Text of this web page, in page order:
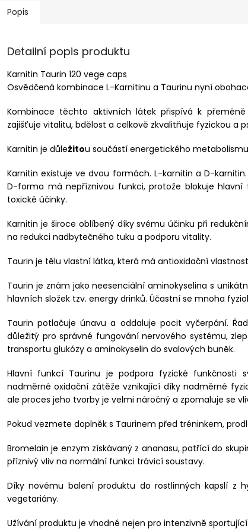
zanechává pokožku
hladkou,...
Popis
Detailní popis produktu
Karnitin Taurin 120 vege caps
Osvědčená kombinace L-Karnitinu a Taurinu nyní
Kombinace těchto aktivních látek přispívá k
zajišťuje vitalitu, bdělost a celkově zkvalitňuje fyzickou a
Karnitin je důležitou součástí energetického
Karnitin existuje ve dvou formách. L-karnitin a D-
D-forma má nepříznivou funkci, protože blokuje
toxické účinky.
Karnitin je široce oblíbený díky svému účinku při
na redukci nadbytečného tuku a podporu vitality.
Taurin je tělu vlastní látka, která má antioxidační
Taurin je znám jako neesenciální aminokyselina s
hlavních složek tzv. energy drinků. Účastní se mnoha
Taurin potlačuje únavu a oddaluje pocit vyčerpání.
důležitý pro správné fungování nervového systému,
transportu glukózy a aminokyselin do svalových buněk.
Hlavní funkcí Taurinu je podpora fyzické
nadměrné oxidační zátěže vznikající díky nadměrné
ale proces jeho tvorby je velmi náročný a zpomaluje se
Pokud vezmete doplněk s Taurinem před tréninkem,
Bromelain je enzym získávaný z ananasu, patřící do
příznivý vliv na normální funkci trávicí soustavy.
Díky novému balení produktu do rostlinných kapslí z
vegetariány.
Užívání produktu je vhodné nejen pro intenzivně